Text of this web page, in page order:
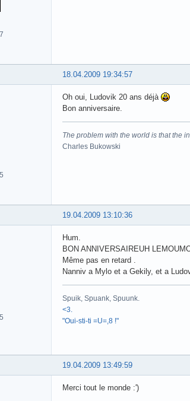
18.04.2009 19:34:57
Oh oui, Ludovik 20 ans déjà
Bon anniversaire.
The problem with the world is that the
Charles Bukowski
19.04.2009 13:10:36
Hum.
BON ANNIVERSAIREUH
Même pas en retard .
Nanniv a Mylo et a Gekily, et a
Spuik, Spuank, Spuunk.
<3.
"Oui-sti-ti =U=,8 !"
19.04.2009 13:49:59
Merci tout le monde :')